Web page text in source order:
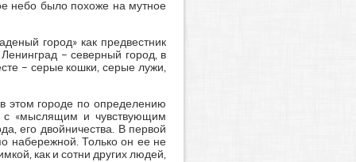
небо было похоже на мутное
город» как предвестник
– северный город, в
– серые кошки, серые лужи,
этом городе по определению
с «мыслящим и чувствующим
его двойничества. В первой
набережной. Только он ее не
как и сотни других людей,